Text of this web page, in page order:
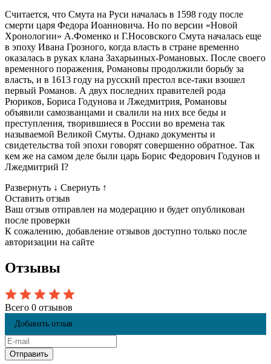
Считается, что Смута на Руси началась в 1598 году после
смерти царя Федора Иоанновича. Но по версии «Новой
Хронологии» А.Фоменко и Г.Носовского Смута началась еще
в эпоху Ивана Грозного, когда власть в стране временно
оказалась в руках клана Захарьиных-Романовых. После своего
временного поражения, Романовы продолжили борьбу за
власть, и в 1613 году на русский престол все-таки взошел
первый Романов. А двух последних правителей рода
Рюриков, Бориса Годунова и Лжедмитрия, Романовы
объявили самозванцами и свалили на них все беды и
преступления, творившиеся в России во времена так
называемой Великой Смуты. Однако документы и
свидетельства той эпохи говорят совершенно обратное. Так
кем же на самом деле были царь Борис Федорович Годунов и
Лжедмитрий I?
Развернуть ↓ Свернуть ↑
Оставить отзыв
Ваш отзыв отправлен на модерацию и будет опубликован
после проверки
К сожалению, добавление отзывов доступно только после
авторизации на сайте
Отзывы
Всего 0 отзывов
Добавить отзыв